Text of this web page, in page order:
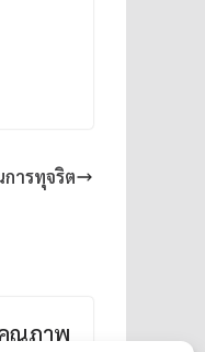
ารทุจริต
ณภาพ